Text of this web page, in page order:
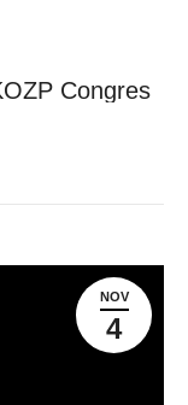
Congres
NOV
4